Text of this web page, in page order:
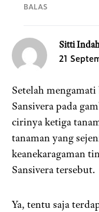
BALAS
Sitti
21
Setelah
Sansivera pada
cirinya ketiga
tanaman yang
keanekaragaman
Sansivera tersebut.
Ya, tentu saja